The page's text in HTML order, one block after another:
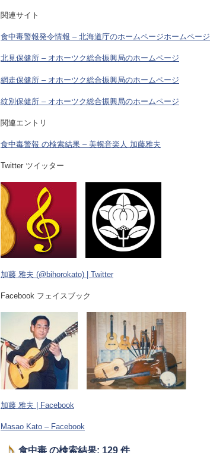
関連サイト
食中毒警報発令情報 – 北海道庁のホームページホームページ
北見保健所 – オホーツク総合振興局のホームページ
網走保健所 – オホーツク総合振興局のホームページ
紋別保健所 – オホーツク総合振興局のホームページ
関連エントリ
食中毒警報 の検索結果 – 美幌音楽人 加藤雅夫
Twitter ツイッター
加藤 雅夫 (@bihorokato) | Twitter
Facebook フェイスブック
加藤 雅夫 | Facebook
Masao Kato – Facebook
食中毒 の検索結果: 129 件